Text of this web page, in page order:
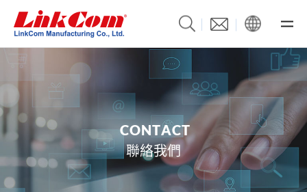
CO NTACT
聯絡我們